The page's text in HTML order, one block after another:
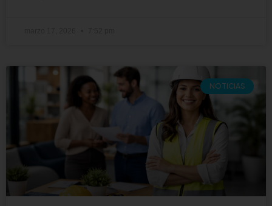
NOTICIAS